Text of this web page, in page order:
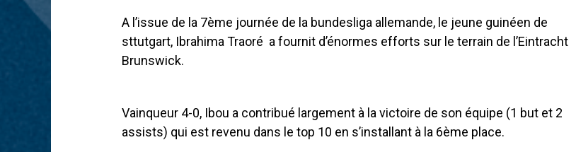
A l’issue de la 7ème journée de la bundesliga allemande, le jeune guinéen de
sttutgart, Ibrahima Traoré a fournit d’énormes efforts sur le terrain de l’Eintracht
Brunswick.
Vainqueur 4-0, Ibou a contribué largement à la victoire de son équipe (1 but et 2
assists) qui est revenu dans le top 10 en s’installant à la 6ème place.